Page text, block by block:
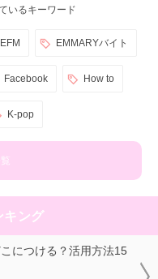
いるキーワード
EFM EMMARYバイト
Facebook How to
K-pop
キング
につける？活用方法15